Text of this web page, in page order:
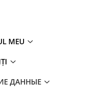
MEU
ДАННЫЕ